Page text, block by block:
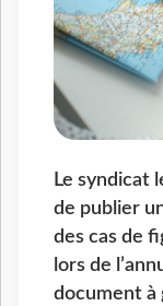
Le syndicat
de publier
des cas de
lors de
document à